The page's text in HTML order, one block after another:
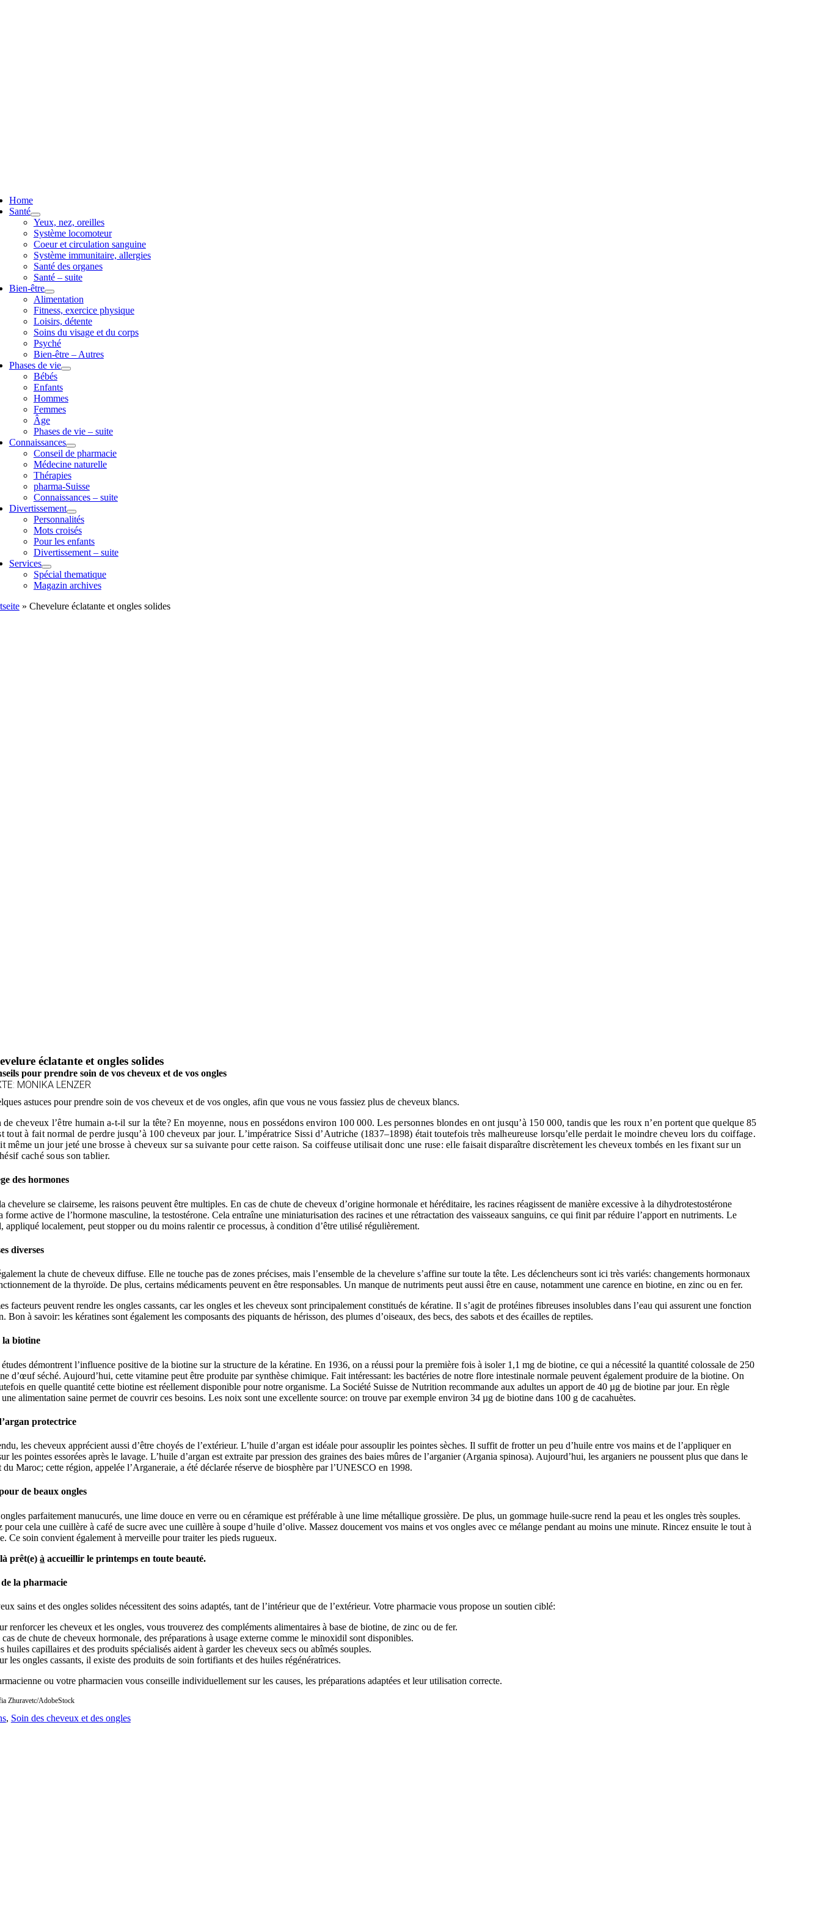
Home
Santé
Yeux, nez, oreilles
Système locomoteur
Coeur et circulation sanguine
Système immunitaire, allergies
Santé des organes
Santé – suite
Bien-être
Alimentation
Fitness, exercice physique
Loisirs, détente
Soins du visage et du corps
Psyché
Bien-être – Autres
Phases de vie
Bébés
Enfants
Hommes
Femmes
Âge
Phases de vie – suite
Connaissances
Conseil de pharmacie
Médecine naturelle
Thérapies
pharma-Suisse
Connaissances – suite
Divertissement
Personnalités
Mots croisés
Pour les enfants
Divertissement – suite
Services
Spécial thematique
Magazin archives
» Chevelure éclatante et ongles solides
éclatante et ongles solides
pour prendre soin de vos cheveux et de vos ongles
MONIKA LENZER
astuces pour prendre soin de vos cheveux et de vos ongles, afin que vous ne vous fassiez plus de cheveux blancs.
de cheveux l’être humain a-t-il sur la tête? En moyenne, nous en possédons environ 100 000. Les personnes blondes en ont jusqu’à 150 000, tandis que les roux n’en portent que quelque 85
tout à fait normal de perdre jusqu’à 100 cheveux par jour. L’impératrice Sissi d’Autriche (1837–1898) était toutefois très malheureuse lorsqu’elle perdait le moindre cheveu lors du coiffage.
même un jour jeté une brosse à cheveux sur sa suivante pour cette raison. Sa coiffeuse utilisait donc une ruse: elle faisait disparaître discrètement les cheveux tombés en les fixant sur un
caché sous son tablier.
des hormones
chevelure se clairseme, les raisons peuvent être multiples. En cas de chute de cheveux d’origine hormonale et héréditaire, les racines réagissent de manière excessive à la dihydrotestostérone
active de l’hormone masculine, la testostérone. Cela entraîne une miniaturisation des racines et une rétractation des vaisseaux sanguins, ce qui finit par réduire l’apport en nutriments. Le
appliqué localement, peut stopper ou du moins ralentir ce processus, à condition d’être utilisé régulièrement.
diverses
la chute de cheveux diffuse. Elle ne touche pas de zones précises, mais l’ensemble de la chevelure s’affine sur toute la tête. Les déclencheurs sont ici très variés: changements hormonaux
de la thyroïde. De plus, certains médicaments peuvent en être responsables. Un manque de nutriments peut aussi être en cause, notamment une carence en biotine, en zinc ou en fer.
facteurs peuvent rendre les ongles cassants, car les ongles et les cheveux sont principalement constitués de kératine. Il s’agit de protéines fibreuses insolubles dans l’eau qui assurent une fonction
Bon à savoir: les kératines sont également les composants des piquants de hérisson, des plumes d’oiseaux, des becs, des sabots et des écailles de reptiles.
biotine
démontrent l’influence positive de la biotine sur la structure de la kératine. En 1936, on a réussi pour la première fois à isoler 1,1 mg de biotine, ce qui a nécessité la quantité colossale de 250
d’œuf séché. Aujourd’hui, cette vitamine peut être produite par synthèse chimique. Fait intéressant: les bactéries de notre flore intestinale normale peuvent également produire de la biotine. On
en quelle quantité cette biotine est réellement disponible pour notre organisme. La Société Suisse de Nutrition recommande aux adultes un apport de 40 µg de biotine par jour. En règle
une alimentation saine permet de couvrir ces besoins. Les noix sont une excellente source: on trouve par exemple environ 34 µg de biotine dans 100 g de cacahuètes.
protectrice
les cheveux apprécient aussi d’être choyés de l’extérieur. L’huile d’argan est idéale pour assouplir les pointes sèches. Il suffit de frotter un peu d’huile entre vos mains et de l’appliquer en
les pointes essorées après le lavage. L’huile d’argan est extraite par pression des graines des baies mûres de l’arganier (Argania spinosa). Aujourd’hui, les arganiers ne poussent plus que dans le
du Maroc; cette région, appelée l’Arganeraie, a été déclarée réserve de biosphère par l’UNESCO en 1998.
de beaux ongles
parfaitement manucurés, une lime douce en verre ou en céramique est préférable à une lime métallique grossière. De plus, un gommage huile-sucre rend la peau et les ongles très souples.
pour cela une cuillère à café de sucre avec une cuillère à soupe d’huile d’olive. Massez doucement vos mains et vos ongles avec ce mélange pendant au moins une minute. Rincez ensuite le tout à
Ce soin convient également à merveille pour traiter les pieds rugueux.
prêt(e)à accueillir le printemps en toute beauté.
la pharmacie
sains et des ongles solides nécessitent des soins adaptés, tant de l’intérieur que de l’extérieur. Votre pharmacie vous propose un soutien ciblé:
renforcer les cheveux et les ongles, vous trouverez des compléments alimentaires à base de biotine, de zinc ou de fer.
cas de chute de cheveux hormonale, des préparations à usage externe comme le minoxidil sont disponibles.
huiles capillaires et des produits spécialisés aident à garder les cheveux secs ou abîmés souples.
les ongles cassants, il existe des produits de soin fortifiants et des huiles régénératrices.
ou votre pharmacien vous conseille individuellement sur les causes, les préparations adaptées et leur utilisation correcte.
Zhuravetc/AdobeStock
, Soin des cheveux et des ongles